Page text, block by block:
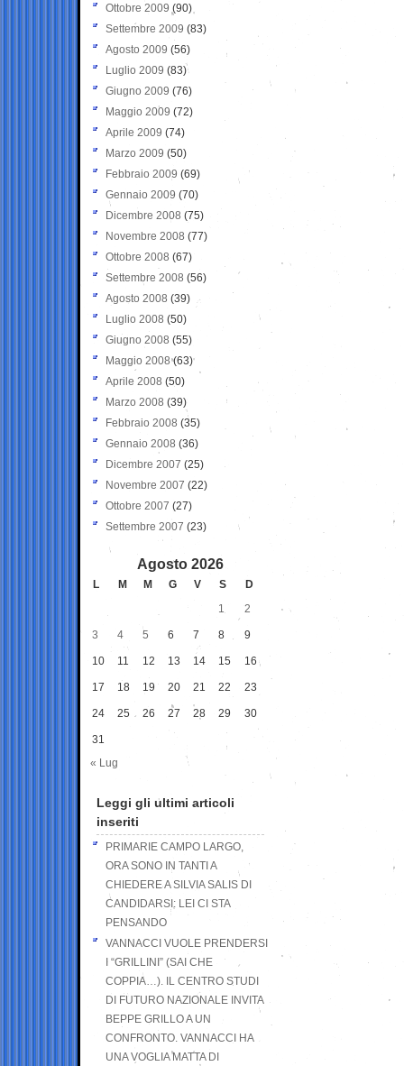
Ottobre 2009 (90)
Settembre 2009 (83)
Agosto 2009 (56)
Luglio 2009 (83)
Giugno 2009 (76)
Maggio 2009 (72)
Aprile 2009 (74)
Marzo 2009 (50)
Febbraio 2009 (69)
Gennaio 2009 (70)
Dicembre 2008 (75)
Novembre 2008 (77)
Ottobre 2008 (67)
Settembre 2008 (56)
Agosto 2008 (39)
Luglio 2008 (50)
Giugno 2008 (55)
Maggio 2008(63)
Aprile 2008 (50)
Marzo 2008 (39)
Febbraio 2008 (35)
Gennaio 2008 (36)
Dicembre 2007 (25)
Novembre 2007 (22)
Ottobre 2007 (27)
Settembre 2007 (23)
Agosto 2026
L M M G V S
D
1
2
3 4 5 6 7 8 9
10 11 12 13 14 15 16
17 18 19 20 21 22 23
24 25 26 27 28 29 30
31
« Lug
Leggi gli ultimi articoli
inseriti
PRIMARIE CAMPO LARGO,
ORA SONO IN TANTI A
CHIEDERE A SILVIA SALIS DI
CANDIDARSI: LEI CI STA
PENSANDO
VANNACCI VUOLE PRENDERSI
I “GRILLINI” (SAI CHE
COPPIA…). IL CENTRO STUDI
DI FUTURO NAZIONALE INVITA
BEPPE GRILLO A UN
CONFRONTO. VANNACCI HA
UNA VOGLIA MATTA DI